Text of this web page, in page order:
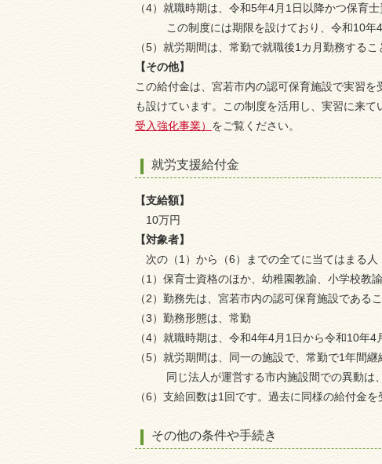
（4）就職時期は、令和5年4月1日以降かつ保育
この制度には期限を設けており、令和10年
（5）就労期間は、常勤で就職後1カ月勤務するこ
【その他】
この給付金は、宮若市内の認可保育施設で実習
も設けています。この制度を活用し、実習に来て
受入強化事業） をご覧ください。
就労支援給付金
【支給額】
10万円
【対象者】
次の（1）から（6）までの全てに当てはまる人
（1）保育士資格のほか、幼稚園教諭、小学校教
（2）勤務先は、宮若市内の認可保育施設である
（3）勤務形態は、常勤
（4）就職時期は、令和4年4月1日から令和10年4
（5）就労期間は、同一の施設で、常勤で1年間継
同じ法人が運営する市内施設間での異動は
（6）支給回数は1回です。過去に同様の給付金を
その他の条件や手続き